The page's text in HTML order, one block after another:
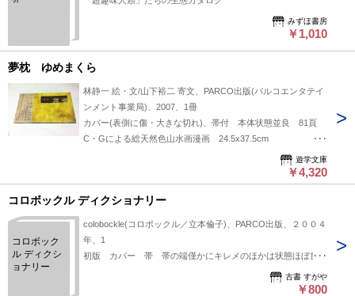
みずほ書房
￥1,010
夢枕 ゆめまくら
林静一 絵・文/山下裕二 寄文、PARCO出版(パルコエンタテイ
ンメント事業局)、2007、1冊
カバー(表側に傷・大きな切れ)、帯付 本体状態並良 81頁
C・Gによる総天然色山水画漫画 24.5x37.5cm
遊学文庫
￥4,320
コロボックル ディクショナリー
コロボック
ル ディクシ
ョナリー
colobockle(コロボックル／立本倫子)、PARCO出版、２００４
年、1
初版 カバー 帯 帯の端僅かにキレメのほかは状態ほぼ良好
古書 すがや
￥800